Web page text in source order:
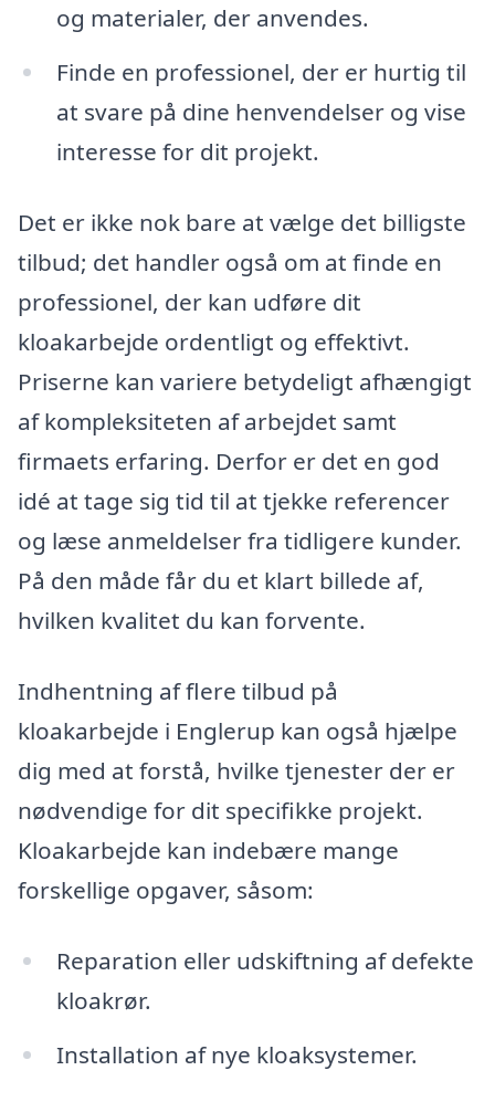
og materialer, der anvendes.
Finde en professionel, der er hurtig til
at svare på dine henvendelser og vise
interesse for dit projekt.
Det er ikke nok bare at vælge det billigste
tilbud; det handler også om at finde en
professionel, der kan udføre dit
kloakarbejde ordentligt og effektivt.
Priserne kan variere betydeligt afhængigt
af kompleksiteten af arbejdet samt
firmaets erfaring. Derfor er det en god
idé at tage sig tid til at tjekke referencer
og læse anmeldelser fra tidligere kunder.
På den måde får du et klart billede af,
hvilken kvalitet du kan forvente.
Indhentning af flere tilbud på
kloakarbejde i Englerup kan også hjælpe
dig med at forstå, hvilke tjenester der er
nødvendige for dit specifikke projekt.
Kloakarbejde kan indebære mange
forskellige opgaver, såsom:
Reparation eller udskiftning af defekte
kloakrør.
Installation af nye kloaksystemer.